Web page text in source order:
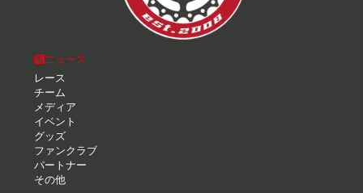
ニュース
レース
チーム
メディア
イベント
グッズ
ファンクラブ
パートナー
その他